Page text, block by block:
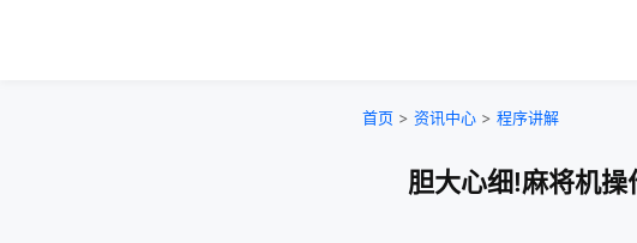
首页 > 资讯中心 > 程序讲解
胆大心细!麻将机